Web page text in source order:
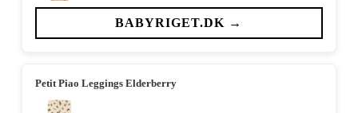
pris
var:
pris
er:
BABYRIGET.DK →
Petit Piao Leggings Elderberry